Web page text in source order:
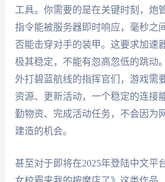
工具。你需要的是在关键时刻，炮
指令能被服务器即时响应，毫秒之
否能击穿对手的装甲。这要求加速
极其稳定，不能有忽高忽低的跳动
外打碧蓝航线的指挥官们，游戏需
资源、更新活动，一个稳定的连接
勤物资、完成活动任务，不会因为
建造的机会。
甚至对于即将在2025年登陆中文平